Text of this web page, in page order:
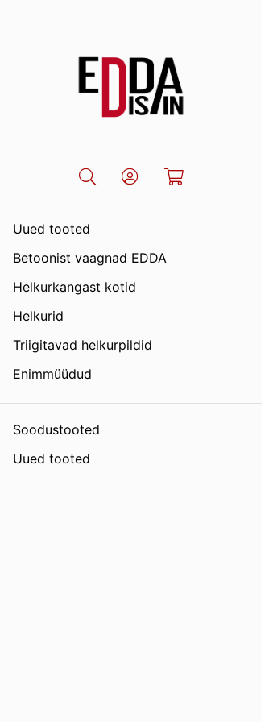
Uued tooted
Betoonist vaagnad EDDA
Helkurkangast kotid
Helkurid
Triigitavad helkurpildid
Enimmüüdud
Soodustooted
Uued tooted